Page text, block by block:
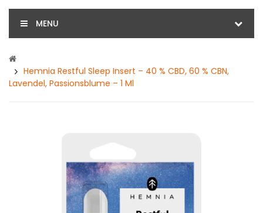
MENU
Hemnia Restful Sleep Insert – 40 % CBD, 60 % CBN,
Lavendel, Passionsblume – 1 Ml